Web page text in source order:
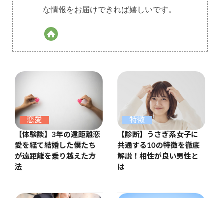
な情報をお届けできれば嬉しいです。
恋愛
【体験談】3年の遠距離恋
愛を経て結婚した僕たち
が遠距離を乗り越えた方
法
特徴
【診断】うさぎ系女子に
共通する10の特徴を徹底
解説！相性が良い男性と
は